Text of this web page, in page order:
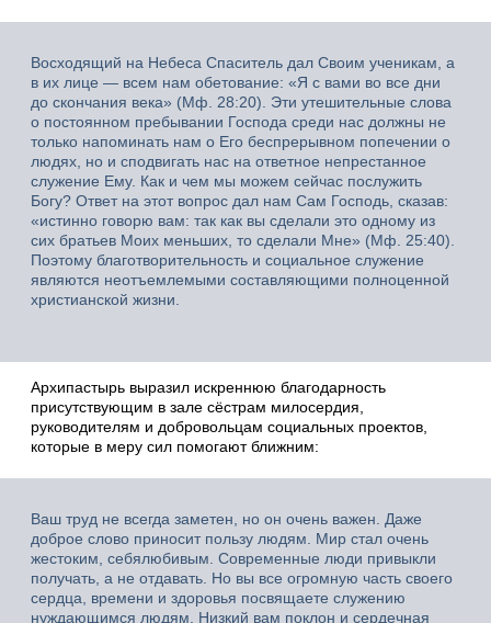
Восходящий на Небеса Спаситель дал Своим ученикам, а
в их лице — всем нам обетование: «Я с вами во все дни
до скончания века» (Мф. 28:20). Эти утешительные слова
о постоянном пребывании Господа среди нас должны не
только напоминать нам о Его беспрерывном попечении о
людях, но и сподвигать нас на ответное непрестанное
служение Ему. Как и чем мы можем сейчас послужить
Богу? Ответ на этот вопрос дал нам Сам Господь, сказав:
«истинно говорю вам: так как вы сделали это одному из
сих братьев Моих меньших, то сделали Мне» (Мф. 25:40).
Поэтому благотворительность и социальное служение
являются неотъемлемыми составляющими полноценной
христианской жизни.
Архипастырь выразил искреннюю благодарность
присутствующим в зале сёстрам милосердия,
руководителям и добровольцам социальных проектов,
которые в меру сил помогают ближним:
Ваш труд не всегда заметен, но он очень важен. Даже
доброе слово приносит пользу людям. Мир стал очень
жестоким, себялюбивым. Современные люди привыкли
получать, а не отдавать. Но вы все огромную часть своего
сердца, времени и здоровья посвящаете служению
нуждающимся людям. Низкий вам поклон и сердечная